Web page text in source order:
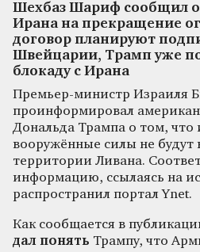
Шехбаз Шариф сообщил
Ирана на прекращение
договор планируют
Швейцарии, Трамп уже
блокаду с Ирана
Премьер-министр Израиля
проинформировал
Дональда Трампа о том, что
вооружённые силы не будут
территории Ливана.
информацию, ссылаясь на
распространил портал Ynet.
Как сообщается в
дал понять Трампу, что